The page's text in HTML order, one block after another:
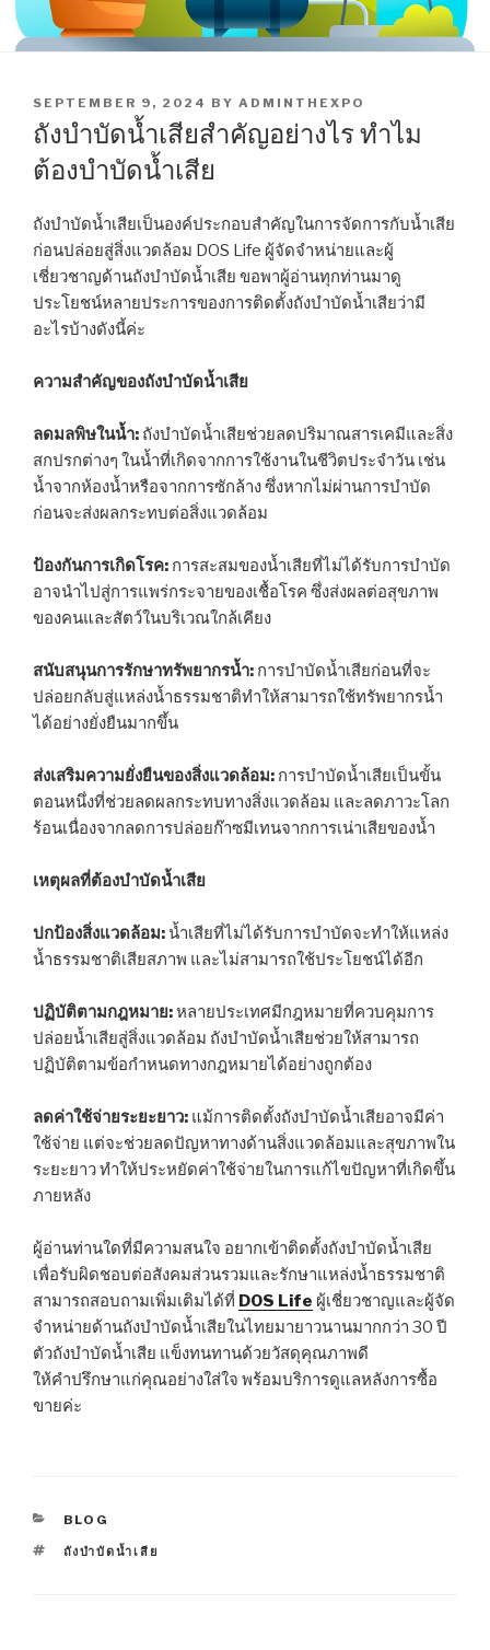
POSTED
ON
SEPTEMBER 9, 2024 BY ADMINTHEXPO
ถังบำบัดน้ำเสียสำคัญอย่างไร ทำไม
ต้องบำบัดน้ำเสีย
ถังบำบัดน้ำเสียเป็นองค์ประกอบสำคัญในการจัดการกับน้ำเสีย
ก่อนปล่อยสู่สิ่งแวดล้อม DOS Life ผู้จัดจำหน่ายและผู้
เชี่ยวชาญด้านถังบำบัดน้ำเสีย ขอพาผู้อ่านทุกท่านมาดู
ประโยชน์หลายประการของการติดตั้งถังบำบัดน้ำเสียว่ามี
อะไรบ้างดังนี้ค่ะ
ความสำคัญของถังบำบัดน้ำเสีย
ลดมลพิษในน้ำ: ถังบำบัดน้ำเสียช่วยลดปริมาณสารเคมีและสิ่ง
สกปรกต่างๆ ในน้ำที่เกิดจากการใช้งานในชีวิตประจำวัน เช่น
น้ำจากห้องน้ำหรือจากการซักล้าง ซึ่งหากไม่ผ่านการบำบัด
ก่อนจะส่งผลกระทบต่อสิ่งแวดล้อม
ป้องกันการเกิดโรค: การสะสมของน้ำเสียที่ไม่ได้รับการบำบัด
อาจนำไปสู่การแพร่กระจายของเชื้อโรค ซึ่งส่งผลต่อสุขภาพ
ของคนและสัตว์ในบริเวณใกล้เคียง
สนับสนุนการรักษาทรัพยากรน้ำ: การบำบัดน้ำเสียก่อนที่จะ
ปล่อยกลับสู่แหล่งน้ำธรรมชาติทำให้สามารถใช้ทรัพยากรน้ำ
ได้อย่างยั่งยืนมากขึ้น
ส่งเสริมความยั่งยืนของสิ่งแวดล้อม: การบำบัดน้ำเสียเป็นขั้น
ตอนหนึ่งที่ช่วยลดผลกระทบทางสิ่งแวดล้อม และลดภาวะโลก
ร้อนเนื่องจากลดการปล่อยก๊าซมีเทนจากการเน่าเสียของน้ำ
เหตุผลที่ต้องบำบัดน้ำเสีย
ปกป้องสิ่งแวดล้อม:น้ำเสียที่ไม่ได้รับการบำบัดจะทำให้แหล่ง
น้ำธรรมชาติเสียสภาพ และไม่สามารถใช้ประโยชน์ได้อีก
ปฏิบัติตามกฎหมาย:หลายประเทศมีกฎหมายที่ควบคุมการ
ปล่อยน้ำเสียสู่สิ่งแวดล้อม ถังบำบัดน้ำเสียช่วยให้สามารถ
ปฏิบัติตามข้อกำหนดทางกฎหมายได้อย่างถูกต้อง
ลดค่าใช้จ่ายระยะยาว: แม้การติดตั้งถังบำบัดน้ำเสียอาจมีค่า
ใช้จ่าย แต่จะช่วยลดปัญหาทางด้านสิ่งแวดล้อมและสุขภาพใน
ระยะยาว ทำให้ประหยัดค่าใช้จ่ายในการแก้ไขปัญหาที่เกิดขึ้น
ภายหลัง
ผู้อ่านท่านใดที่มีความสนใจ อยากเข้าติดตั้งถังบำบัดน้ำเสีย
เพื่อรับผิดชอบต่อสังคมส่วนรวมและรักษาแหล่งน้ำธรรมชาติ
สามารถสอบถามเพิ่มเติมได้ที่ DOS Life ผู้เชี่ยวชาญและผู้จัด
จำหน่ายด้านถังบำบัดน้ำเสียในไทยมายาวนานมากกว่า 30 ปี
ตัวถังบำบัดน้ำเสีย แข็งทนทานด้วยวัสดุคุณภาพดี
ให้คำปรึกษาแก่คุณอย่างใส่ใจ พร้อมบริการดูแลหลังการซื้อ
ขายค่ะ
CATEGORIES
BLOG
TAGS
ถังบำบัดน้ำเสีย